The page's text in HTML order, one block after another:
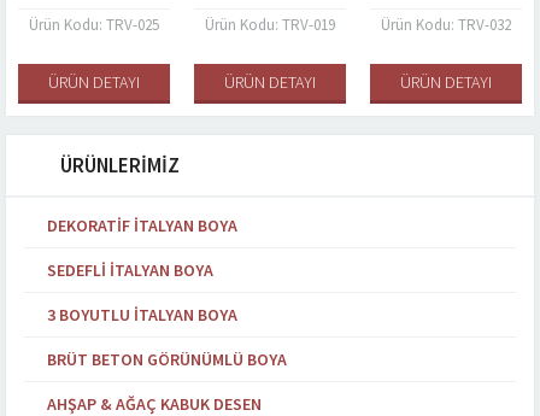
Ürün Kodu: TRV-025
ÜRÜN DETAYI
Ürün Kodu: TRV-019
ÜRÜN DETAYI
Ürün Kodu: TRV-032
ÜRÜN DETAYI
ÜRÜNLERİMİZ
DEKORATIF İTALYAN BOYA
SEDEFLI İTALYAN BOYA
3 BOYUTLU İTALYAN BOYA
BRÜT BETON GÖRÜNÜMLÜ BOYA
AHŞAP & AĞAÇ KABUK DESEN